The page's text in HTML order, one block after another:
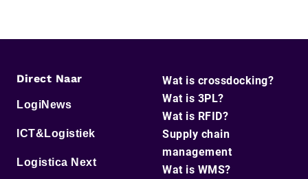
Direct Naar
LogiNews
ICT&Logistiek
Logistica Next
Wat is crossdocking?
Wat is 3PL?
Wat is RFID?
Supply chain
management
Wat is WMS?